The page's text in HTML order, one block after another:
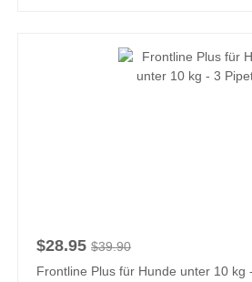
$28.95 $39.90
Frontline Plus für Hunde unter 10 kg